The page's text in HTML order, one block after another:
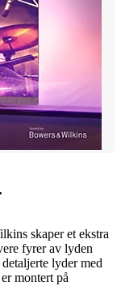
skaper et ekstra
fyrer av lyden
lyder med
montert på